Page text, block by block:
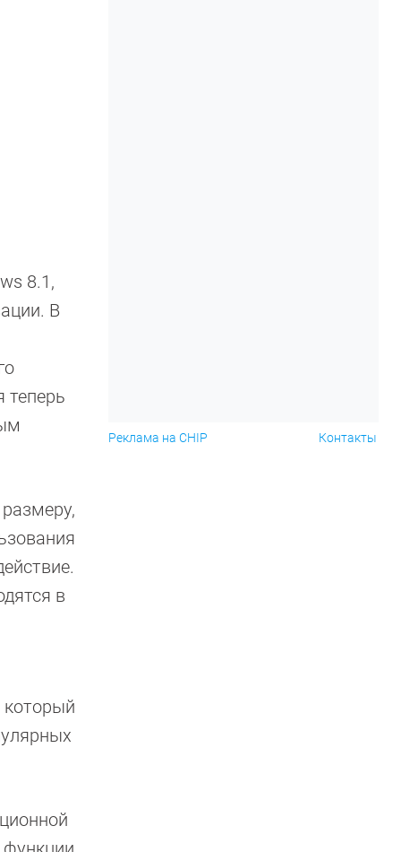
8.1,
В
теперь
в
который
Реклама на CHIP Контакты